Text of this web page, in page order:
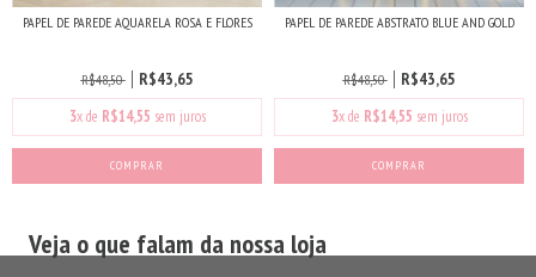
PAPEL DE PAREDE AQUARELA ROSA E FLORES
R$48,50 R$43,65
3x de R$14,55 sem juros
COMPRAR
PAPEL DE PAREDE ABSTRATO BLUE AND GOLD
R$48,50 R$43,65
3x de R$14,55 sem juros
COMPRAR
Veja o que falam da nossa loja